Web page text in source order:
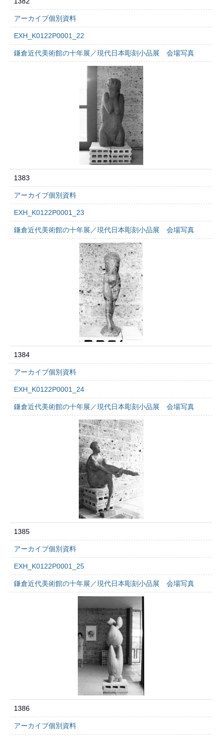
アーカイブ個別資料
EXH_K0122P0001_22
鎌倉近代美術館の十年展／現代日本彫刻小品展 会場写真
1383
アーカイブ個別資料
EXH_K0122P0001_23
鎌倉近代美術館の十年展／現代日本彫刻小品展 会場写真
1384
アーカイブ個別資料
EXH_K0122P0001_24
鎌倉近代美術館の十年展／現代日本彫刻小品展 会場写真
1385
アーカイブ個別資料
EXH_K0122P0001_25
鎌倉近代美術館の十年展／現代日本彫刻小品展 会場写真
1386
アーカイブ個別資料